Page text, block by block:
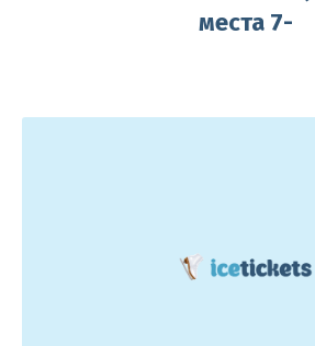
места 7-